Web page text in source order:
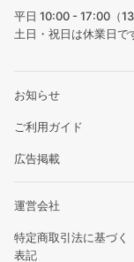
平日 10:00 - 17:00（
土日・祝日は休業日で
お知らせ
ご利用ガイド
広告掲載
運営会社
特定商取引法に基づく
表記